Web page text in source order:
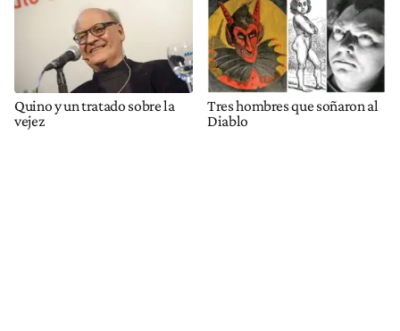
Quino y un tratado sobre la
vejez
Tres hombres que soñaron al
Diablo